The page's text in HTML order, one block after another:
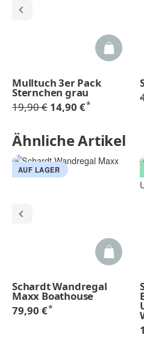
Mulltuch 3er Pack
Sternchen grau
19,90 € 14,90 €*
Ähnliche Artikel
AUF LAGER
Schardt Wandregal
Maxx Boathouse
79,90 €*